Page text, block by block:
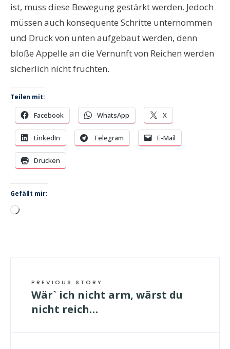
ist, muss diese Bewegung gestärkt werden. Jedoch
müssen auch konsequente Schritte unternommen
und Druck von unten aufgebaut werden, denn
bloße Appelle an die Vernunft von Reichen werden
sicherlich nicht fruchten.
Teilen mit:
Facebook WhatsApp X
LinkedIn Telegram E-Mail
Drucken
Gefällt mir:
Wird
PREVIOUS STORY
Wär` ich nicht arm, wärst du
nicht reich…